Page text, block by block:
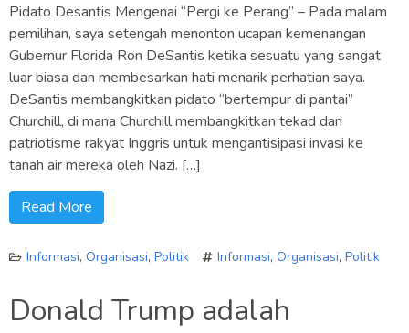
Pidato Desantis Mengenai “Pergi ke Perang” – Pada malam
pemilihan, saya setengah menonton ucapan kemenangan
Gubernur Florida Ron DeSantis ketika sesuatu yang sangat
luar biasa dan membesarkan hati menarik perhatian saya.
DeSantis membangkitkan pidato “bertempur di pantai”
Churchill, di mana Churchill membangkitkan tekad dan
patriotisme rakyat Inggris untuk mengantisipasi invasi ke
tanah air mereka oleh Nazi. […]
Read More
Informasi, Organisasi, Politik Informasi, Organisasi, Politik
Donald Trump adalah